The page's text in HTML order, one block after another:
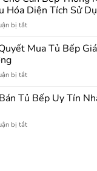
Pháp
Ưu
Không
Nhỏ
10
Sự
Linh
Của
Dưới
Thiết
Thất
Hóa Diện Tích Sử
bị tắtở
Bí
Căn
Thông
Bếp
Mua Tủ Bếp
bị tắtở
Mí
Quyết
Tủ Bếp Uy Tín
bị tắtở